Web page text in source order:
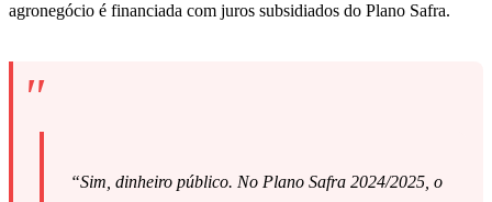
agronegócio é financiada com juros subsidiados do Plano Safra.
“Sim, dinheiro público. No Plano Safra 2024/2025, o